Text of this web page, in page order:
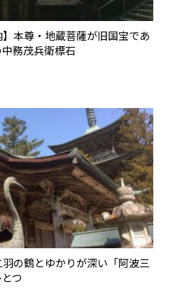
】本尊・地蔵菩薩が旧国宝であ
務茂兵衛標石
羽の鶴とゆかりが深い「阿波三
つ